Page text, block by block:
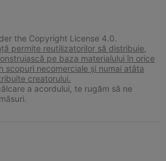
the Copyright License 4.0.
permite reutilizatorilor să distribuie,
pe baza materialului în orice
scopuri necomerciale și numai atâta
creatorului.
a acordului, te rugăm să ne